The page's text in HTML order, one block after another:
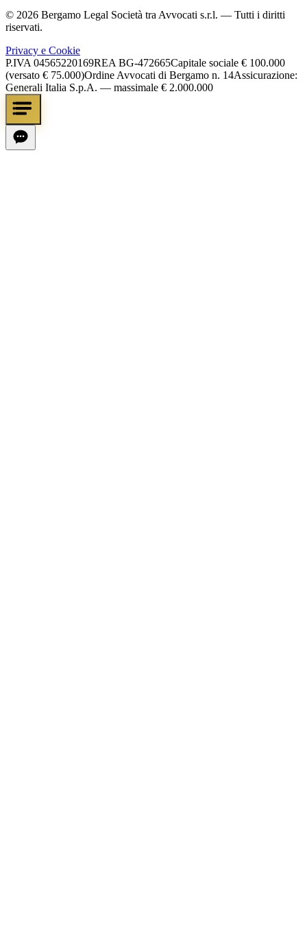
© 2026 Bergamo Legal Società tra Avvocati s.r.l. — Tutti i diritti
riservati.
Privacy e Cookie
P.IVA 04565220169REA BG-472665Capitale sociale € 100.000
(versato € 75.000)Ordine Avvocati di Bergamo n. 14Assicurazione:
Generali Italia S.p.A. — massimale € 2.000.000